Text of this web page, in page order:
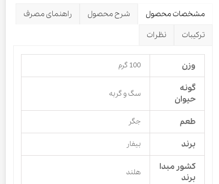
مشخصات محصول شرح محصول
راهنمای مصرف
ترکیبات
نظرات
وزن 100 گرم
گونه
حیوان
سگ و گربه
طعم جگر
برند بیفار
کشور مبدا
برند
هلند